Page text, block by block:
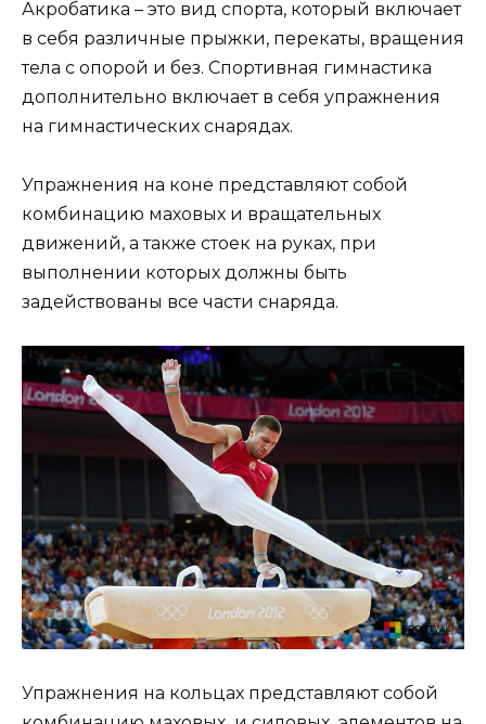
Акробатика – это вид спорта, который включает
в себя различные прыжки, перекаты, вращения
тела с опорой и без. Спортивная гимнастика
дополнительно включает в себя упражнения
на гимнастических снарядах.
Упражнения на коне представляют собой
комбинацию маховых и вращательных
движений, а также стоек на руках, при
выполнении которых должны быть
задействованы все части снаряда.
Упражнения на кольцах представляют собой